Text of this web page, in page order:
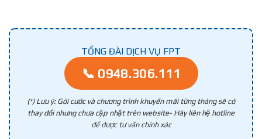
TỔNG ĐÀI DỊCH VỤ FPT
📞 0948.306.111
(*) Lưu ý: Gói cước và chương trình khuyến mãi từng tháng sẽ có
thay đổi nhưng chưa cập nhật trên website- Hãy liên hệ hotline
để được tư vấn chính xác